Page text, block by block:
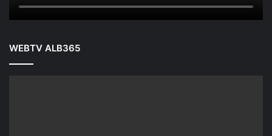
WEBTV ALB365